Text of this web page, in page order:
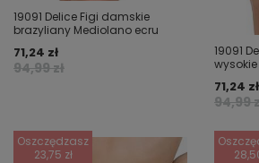
19091 Delice Figi damskie
brazyliany Mediolano ecru
94,99 zł
71,24 zł
19091
94,99
71,24 zł
Oszczędzasz
23,75 zł